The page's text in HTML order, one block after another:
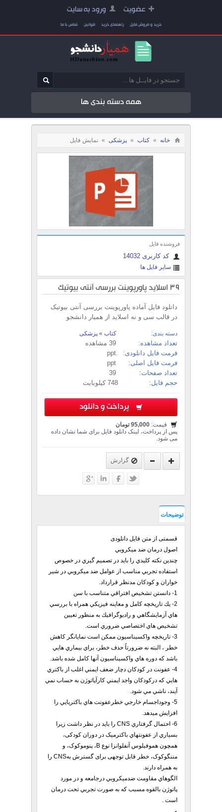
عضویت ورود به سایت
خرید و فروش فایل راهنمای خرید قوانین تماس با ما
همه دسته بندی ها
خانه » کتاب » پزشکی » نمایش فایل
فروشنده فایل
کد کاربری 14032
سایر فایل ها
39 اسلاید پاورپوینت بررسی آنتی بیوتیک
دانلود فایل آماده پاورپوینت بررسی آنتی بیوتیک
در قالب سی و نه اسلاید از همیار دانشجو
دسته بندی: کتاب » پزشکی
تعداد مشاهده:
فرمت فایل دانلودی:
فرمت فایل اصلی:
تعداد صفحات:
حجم فایل:
748 کیلوبایت
پرداخت و دانلود
قیمت: 95,000 تومان
پس از پرداخت، لینک دانلود فایل برای شما نشان داده
می شود.
گزارش
توضیحات
قسمتی از متن فایل دانلودی
اصول درمان ضد ميكروبي
چندين نكته كليدي را بايد در تصميم گيري در خصوص
استفاده تجربي مناسب از عوامل ضد ميكروبي در شير
خواران و كودكان مدنظر قرارداد.
1- دانستن تشخيص افتراقي متناسب با سن
2- يك تاريخچه كامل و معاينه فيزيكي همراه با بررسي
هاي آزمايشگاهي و راديوگرافيك به منظور تعيين
تشخيص هاي اختصاصي ضروري است.
3- تاريخچه واكسيناسيون ممكن است نمايانگر كاهش
خطر ، البته نه ضرورتاً حذف خطر، براي بيماري هايي
باشد كه دوره هاي واكسيناسيون آنها كامل شده باشد.
4- عفونت در كودكان دچار ضعف ايمني اغلب از باكتري
هايي كه دركودكان واجد ايمني كارآپاتوژن به حساب نمي
آيند، ناشي مي شود.
5- وجوداجسام خارجي خطرعفونت هاي باكتريايي را
افزايش ميدهد.
6- احتمال گرفتاري CNS را بايد در نظر داشت زيرا
بسياري از عفونتهاي باکترمیک در دوران کودکی،
همچون هموفیلوس آنفلوانزا نوع B، پنوموکوک، و
مننگوکوک، خطر قابل توجهی برای گسترش بهCNS را
به همراه دارند.
الگوهاي مقاومت ضدميكروبي درجامعه و در مورد
پاتوژن بالقوه مسبب كه به صورت تجربي تحت درمان
است .